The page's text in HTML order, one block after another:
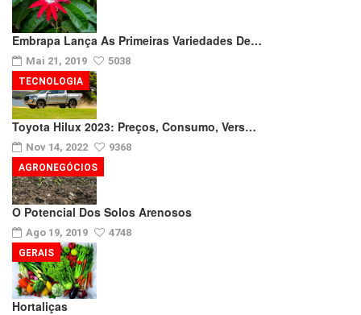
Embrapa Lança As Primeiras Variedades De…
Mai 21, 2019 5038
Toyota Hilux 2023: Preços, Consumo, Vers…
Nov 14, 2022 9368
TECNOLOGIA
O Potencial Dos Solos Arenosos
Ago 19, 2019 4748
AGRONEGÓCIOS
Hortaliças
GERAIS